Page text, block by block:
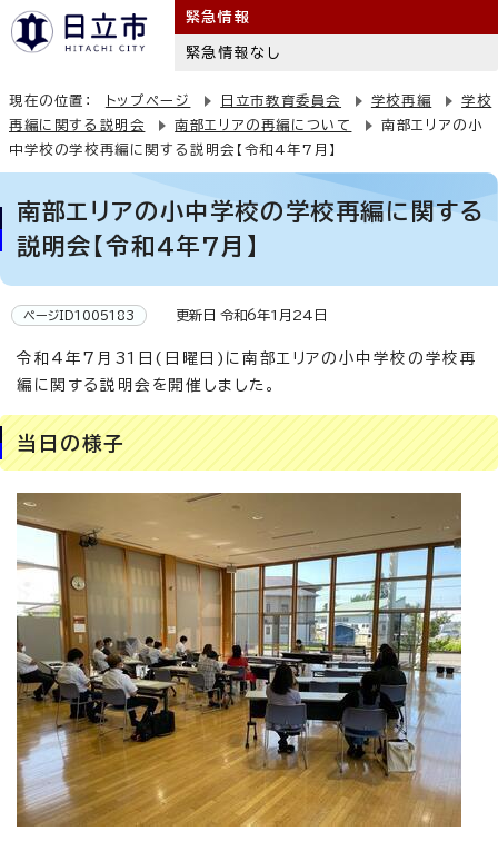
緊急情報
緊急情報なし
現在の位置： トップページ 日立市教育委員会 学校再編
学校
再編に関する説明会
南部エリアの再編について
南部エリアの小
中学校の学校再編に関する説明会【令和4年7月】
南部エリアの小中学校の学校再編に関する
説明会【令和4年7月】
ページID1005183 更新日 令和6年1月24日
令和4年7月31日(日曜日)に南部エリアの小中学校の学校再
編に関する説明会を開催しました。
当日の様子